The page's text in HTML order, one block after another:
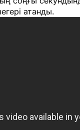
атанды.